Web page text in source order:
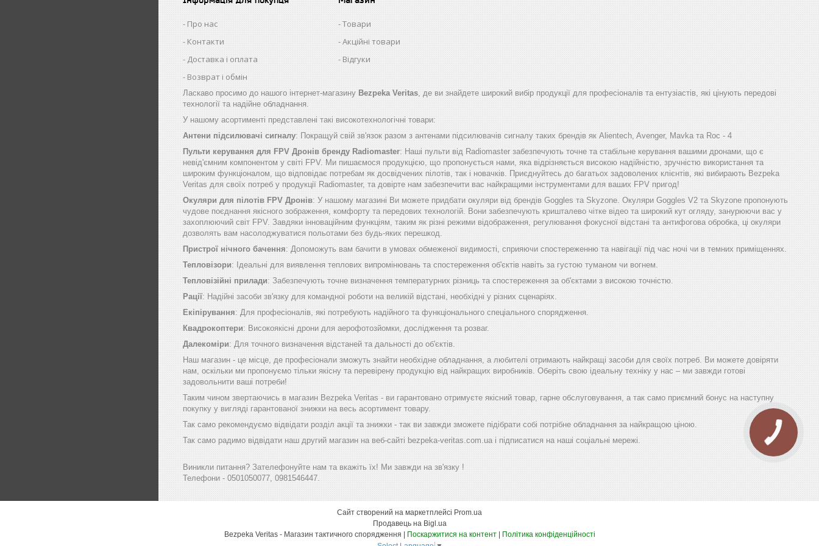
Про нас
Контакти
Доставка і оплата
Возврат і обмін
Товари
Акційні товари
Відгуки
Ласкаво просимо до нашого інтернет-магазину Bezpeka Veritas, де ви знайдете широкий вибір продукції для професіоналів та ентузіастів, які цінують передові
технології та надійне обладнання.
У нашому асортименті представлені такі високотехнологічні товари:
Антени підсилювачі сигналу: Покращуй свій зв'язок разом з антенами підсилювачів сигналу таких брендів як Alientech, Avenger, Mavka та Roc - 4
Пульти керування для FPV Дронів бренду Radiomaster: Наші пульти від Radiomaster забезпечують точне та стабільне керування вашими дронами, що є
невід'ємним компонентом у світі FPV. Ми пишаємося продукцією, що пропонується нами, яка відрізняється високою надійністю, зручністю використання та
широким функціоналом, що відповідає потребам як досвідчених пілотів, так і новачків. Приєднуйтесь до багатьох задоволених клієнтів, які вибирають Bezpeka
Veritas для своїх потреб у продукції Radiomaster, та довірте нам забезпечити вас найкращими інструментами для ваших FPV пригод!
Окуляри для пілотів FPV Дронів: У нашому магазині Ви можете придбати окуляри від брендів Goggles та Skyzone. Окуляри Goggles V2 та Skyzone пропонують
чудове поєднання якісного зображення, комфорту та передових технологій. Вони забезпечують кришталево чітке відео та широкий кут огляду, занурюючи вас у
захоплюючий світ FPV. Завдяки інноваційним функціям, таким як різні режими відображення, регулювання фокусної відстані та антифогова обробка, ці окуляри
дозволять вам насолоджуватися польотами без будь-яких перешкод.
Пристрої нічного бачення: Допоможуть вам бачити в умовах обмеженої видимості, сприяючи спостереженню та навігації під час ночі чи в темних приміщеннях.
Тепловізори: Ідеальні для виявлення теплових випромінювань та спостереження об'єктів навіть за густою туманом чи вогнем.
Тепловізійні прилади: Забезпечують точне визначення температурних різниць та спостереження за об'єктами з високою точністю.
Рації: Надійні засоби зв'язку для командної роботи на великій відстані, необхідні у різних сценаріях.
Екіпірування: Для професіоналів, які потребують надійного та функціонального спеціального спорядження.
Квадрокоптери: Високоякісні дрони для аерофотозйомки, дослідження та розваг.
Далекоміри: Для точного визначення відстаней та дальності до об'єктів.
Наш магазин - це місце, де професіонали зможуть знайти необхідне обладнання, а любителі отримають найкращі засоби для своїх потреб. Ви можете довіряти
нам, оскільки ми пропонуємо тільки якісну та перевірену продукцію від найкращих виробників. Оберіть свою ідеальну техніку у нас – ми завжди готові
задовольнити ваші потреби!
Таким чином звертаючись в магазин Bezpeka Veritas - ви гарантовано отримуєте якісний товар, гарне обслуговування, а так само приємний бонус на наступну
покупку у вигляді гарантованої знижки на весь асортимент товару.
Так само рекомендуємо відвідати розділ акції та знижки - так ви завжди зможете підібрати собі потрібне обладнання за найкращою ціною.
Так само радимо відвідати наш другий магазин на веб-сайті bezpeka-veritas.com.ua і підписатися на наші соціальні мережі.
Виникли питання? Зателефонуйте нам та вкажіть їх! Ми завжди на зв'язку !
Телефони - 0501050077, 0981546447.
Сайт створений на маркетплейсі Prom.ua
Продавець на Bigl.ua
Поскаржитися на контент
Політика конфіденційності